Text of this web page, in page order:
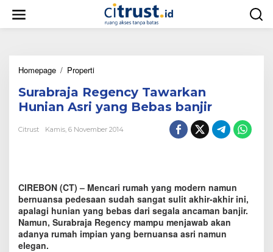
w
Homepage / Properti
r
a
b
a
g
e
n
c
y
Surabraja Regency Tawarkan
Hunian Asri yang Bebas banjir
Citrust Kamis, 6 November 2014
CIREBON (CT) – Mencari rumah yang modern namun
bernuansa pedesaan sudah sangat sulit akhir-akhir ini,
apalagi hunian yang bebas dari segala ancaman banjir.
Namun, Surabraja Regency mampu menjawab akan
adanya rumah impian yang bernuansa asri namun
elegan.